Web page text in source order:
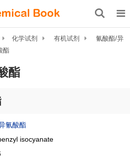
化学试剂 有机试剂
氰酸酯/异
酯
酯
氰酸酯
isocyanate